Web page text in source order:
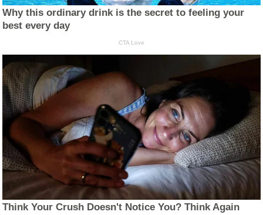
Why this ordinary drink is the secret to feeling your
best every day
CTA Love
Think Your Crush Doesn't Notice You? Think Again